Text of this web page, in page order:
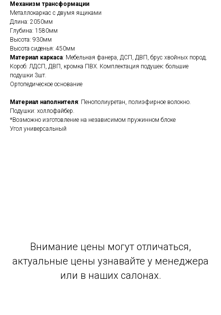
Механизм трансформации
Металлокаркас с двумя ящиками
Длина: 2050мм
Глубина: 1580мм
Высота: 930мм
Высота сиденья: 450мм
Материал каркаса: Мебельная фанера, ДСП, ДВП, брус хвойных пород,
Короб: ЛДСП, ДВП, кромка ПВХ. Комплектация подушек: большие
подушки 3шт.
Ортопедическое основание
Материал наполнителя: Пенополиуретан, полиэфирное волокно.
Подушки: холлофайбер.
*Возможно изготовление на независимом пружинном блоке
Угол универсальный
Внимание цены могут отличаться,
актуальные цены узнавайте у менеджера
или в наших салонах.